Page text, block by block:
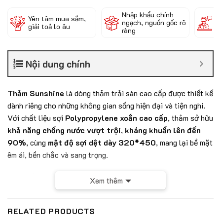
Yên tâm mua sắm,
giải toả lo âu
Nhập khẩu chính
ngạch, nguồn gốc rõ
ràng
Nội dung chính
Thảm Sunshine là dòng thảm trải sàn cao cấp được thiết kế
dành riêng cho những không gian sống hiện đại và tiện nghi.
Với chất liệu sợi Polypropylene xoắn cao cấp, thảm sở hữu
khả năng chống nước vượt trội, kháng khuẩn lên đến
90%, cùng mật độ sợi dệt dày 320*450, mang lại bề mặt
êm ái, bền chắc và sang trọng.
Sản phẩm không chỉ nổi bật bởi chất lượng mà còn bởi tính
ứng dụng cao – phù hợp với cả không gian nội thất lẫn các
Xem thêm
RELATED PRODUCTS